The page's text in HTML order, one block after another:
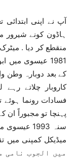
آپ نے اپنی
ہاڈون کونے شیرور
منقطع کر دیا .
1981 عیسوی
کاروبار چلاتے
فسادات رونما
پہنچا تو مجبوراً ان
سنہ 1993
میں الجوب نامی